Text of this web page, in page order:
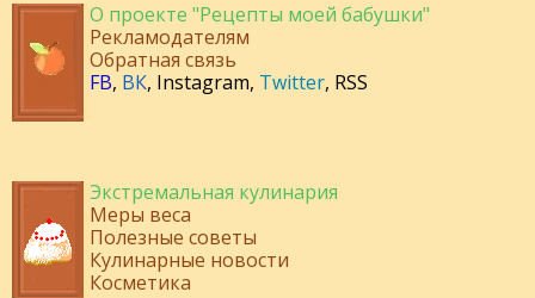
О проекте "Рецепты моей бабушки"
Рекламодателям
Обратная связь
FB, ВК, Instagram, Twitter, RSS
Экстремальная кулинария
Меры веса
Полезные советы
Кулинарные новости
Косметика